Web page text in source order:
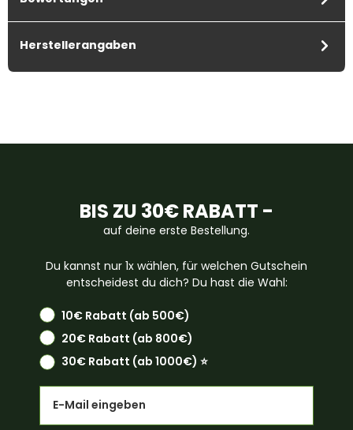
Herstellerangaben
BIS ZU 30€ RABATT -
auf deine erste Bestellung.
Du kannst nur 1x wählen, für welchen Gutschein
entscheidest du dich? Du hast die Wahl:
10€ Rabatt (ab 500€)
20€ Rabatt (ab 800€)
30€ Rabatt (ab 1000€) ⭐️